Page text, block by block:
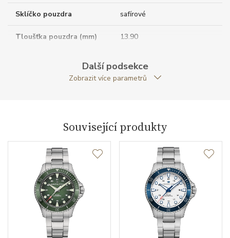
Sklíčko pouzdra safírové
Tloušťka pouzdra (mm) 13.90
Antireflexní sklíčko ANO
Materiál korunky nerezová ocel
Typ korunky
Průměr pouzdra (mm)
Další podsekce
Zobrazit více parametrů
Související produkty